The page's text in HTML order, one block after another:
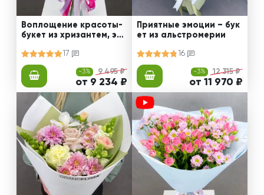
Воплощение красоты-
букет из хризантем, эус
17
-3% 9 495 ₽
от 9 234 ₽
Приятные эмоции – бук
ет из альстромерии
16
-3% 12 315 ₽
от 11 970 ₽